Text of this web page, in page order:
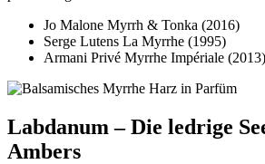
Jo Malone Myrrh & Tonka (2016)
Serge Lutens La Myrrhe (1995)
Armani Privé Myrrhe Impériale (2013)
Labdanum – Die ledrige
Ambers